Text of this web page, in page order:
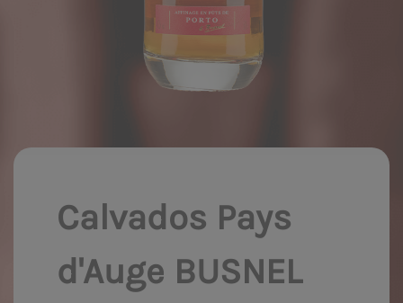
Calvados Pays
d'Auge BUSNEL